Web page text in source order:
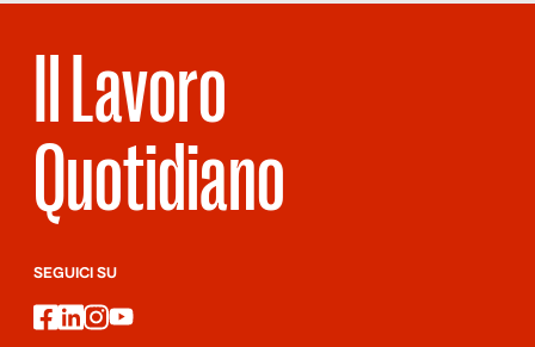
Il Lavoro
Quotidiano
SEGUICI SU
facebook
linkedin
instagram
youtube